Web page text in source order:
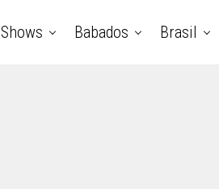
Shows Babados Brasil